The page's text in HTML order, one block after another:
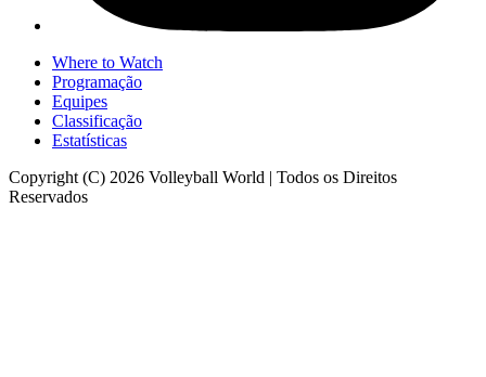
Where to Watch
Programação
Equipes
Classificação
Estatísticas
Copyright (C) 2026 Volleyball World | Todos os Direitos
Reservados